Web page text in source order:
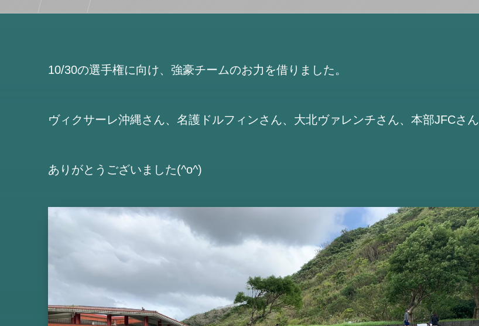
10/30の選手権に向け、強豪チームのお力を借りました。
ヴィクサーレ沖縄さん、名護ドルフィンさん、大北ヴァレンチさん、本部JFCさん
ありがとうございました(^o^)